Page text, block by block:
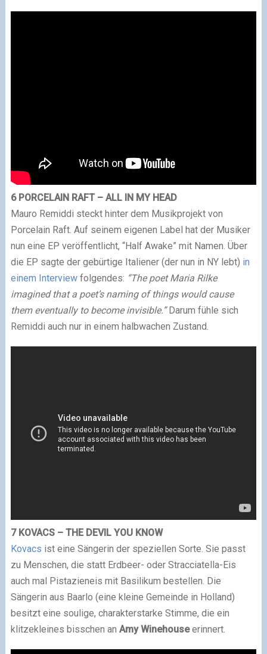
6 PORCELAIN RAFT – ALL IN MY HEAD
Mauro Remiddi steckt hinter dem Musikprojekt von
Porcelain Raft. Auf seinem eigenen Label hat der Musiker
nun eine EP veröffentlicht, “Half Awake” mit Namen. Über
die EP sagte der gebürtige Italiener (der nun in NY lebt) in
einem Interviewfolgendes: “The poet Maria Rilke
imagined that a poet’s naming of things would cause
them eventually to become invisible.”Darum fühle sich
Remiddi auch nur in einem halbwachen Zustand.
7 KOVACS – THE DEVIL YOU KNOW
Kovacs ist eine Sängerin der speziellen Sorte. Sie passt
zu Menschen, die statt Erdbeer- oder Stracciatella-Eis
auch mal Pistazieneis mit Basilikum bestellen. Die
Sängerin aus Baarlo (eine kleine Gemeinde in Holland)
besitzt eine soulige, charakterstarke Stimme, die ein
klitzekleines bisschen an Amy Winehouseerinnert.